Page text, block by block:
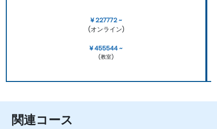
¥ 227772 ~
(オンライン)
¥ 455544 ~
(教室)
関連コース